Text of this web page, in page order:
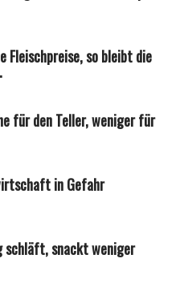
Fleischpreise, so bleibt die
für den Teller, weniger für
in Gefahr
schläft, snackt weniger